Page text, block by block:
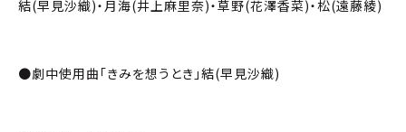
結(早見沙織)・月海(井上麻里奈)・草野(花澤香菜)・松(遠藤綾)
●劇中使用曲「きみを想うとき」結(早見沙織)